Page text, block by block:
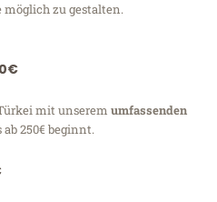
möglich zu gestalten.
mit unserem umfassenden
ab 250€ beginnt.